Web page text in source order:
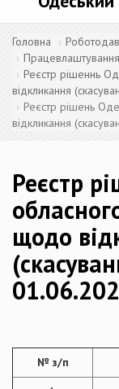
Головна
Працевлаштування
Реєстр рішеннь
відкликання
Реєстр рішень
відкликання
Реєстр
щодо
№ з/п